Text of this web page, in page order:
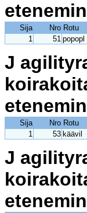
Sija Nro Rotu
1
51 popopl
J
Sija Nro Rotu
1
53 käävil
J